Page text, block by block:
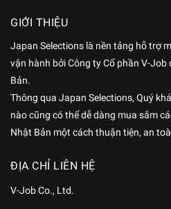
GIỚI THIỆU
Japan Selections là nền tảng hỗ trợ
vận hành bởi Công ty Cổ phần V-
Bản.
Thông qua Japan Selections, Quý
nào cũng có thể dễ dàng mua sắm
Nhật Bản một cách thuận tiện, an
ĐỊA CHỈ LIÊN HỆ
V-Job Co., Ltd.